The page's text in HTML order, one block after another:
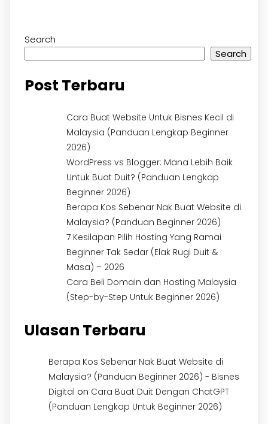
Search
Search
Post Terbaru
Cara Buat Website Untuk Bisnes Kecil di
Malaysia (Panduan Lengkap Beginner
2026)
WordPress vs Blogger: Mana Lebih Baik
Untuk Buat Duit? (Panduan Lengkap
Beginner 2026)
Berapa Kos Sebenar Nak Buat Website di
Malaysia? (Panduan Beginner 2026)
7 Kesilapan Pilih Hosting Yang Ramai
Beginner Tak Sedar (Elak Rugi Duit &
Masa) – 2026
Cara Beli Domain dan Hosting Malaysia
(Step-by-Step Untuk Beginner 2026)
Ulasan Terbaru
Berapa Kos Sebenar Nak Buat Website di
Malaysia? (Panduan Beginner 2026) - Bisnes
Digital on Cara Buat Duit Dengan ChatGPT
(Panduan Lengkap Untuk Beginner 2026)